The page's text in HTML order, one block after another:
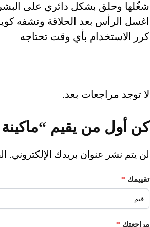
شغّلها وحلق بشكل دائري على
اغسل الرأس بعد الحلاقة ونشفه
كرر الاستخدام بأي وقت تحتاجه
لا توجد مراجعات بعد.
كن أول من يقيم “ماكينة
لن يتم نشر عنوان بريدك الإلكتروني.
تقييمك *
مراجعتك *